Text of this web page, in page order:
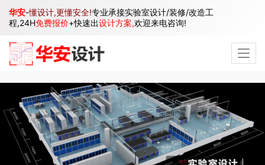
华安-懂设计,更懂安全!专业承接实验室设计/装修/改造工
程,24H免费报价+快速出设计方案,欢迎来电咨询!